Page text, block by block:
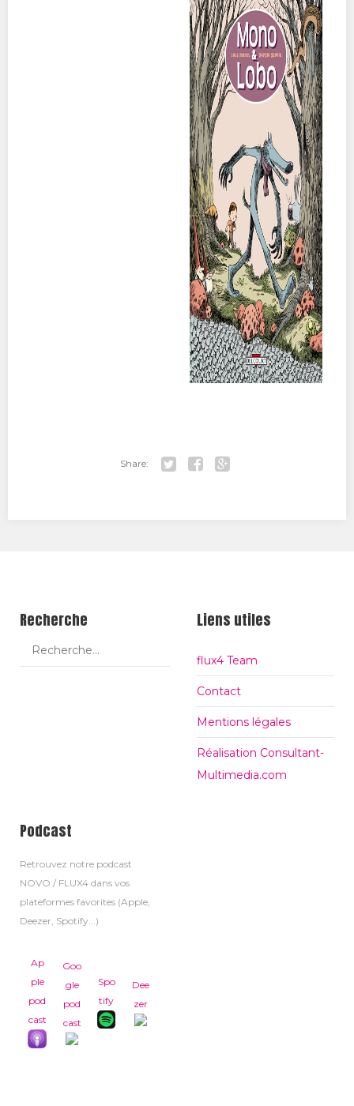
Share:
Recherche Liens utiles
flux4 Team
Contact
Mentions légales
Réalisation Consultant-
Multimedia.com
Podcast
Retrouvez notre podcast
NOVO / FLUX4 dans vos
plateformes favorites (Apple,
Deezer, Spotify...)
Ap
ple
pod
cast
Goo
gle
pod
cast
Spo
tify
Dee
zer